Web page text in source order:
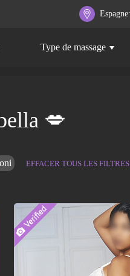
Espagne
Type de massage
💋
EFFACER TOUS LES FILTRES